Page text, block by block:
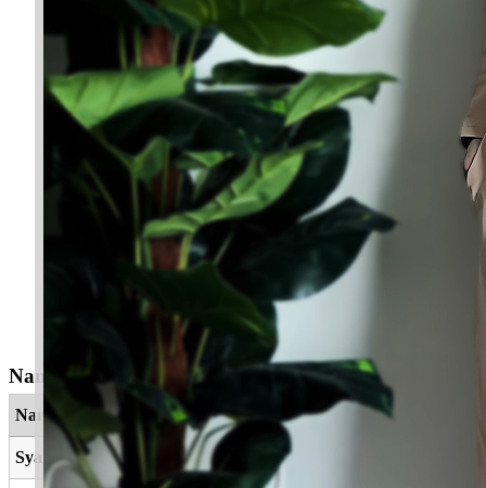
Nama Yang Berkaitan
Nama Maksud
Syafiatunnisa Wanita yang menghiasi hati